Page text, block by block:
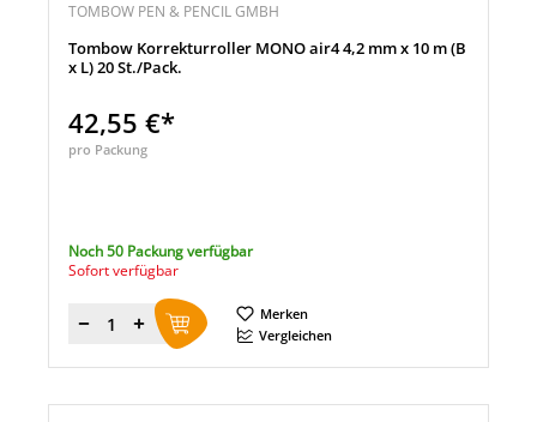
TOMBOW PEN & PENCIL GMBH
Tombow Korrekturroller MONO air4 4,2 mm x 10 m (B
x L) 20 St./Pack.
42,55 €*
pro Packung
Noch 50 Packung verfügbar
Sofort verfügbar
Menge
Merken
Vergleichen